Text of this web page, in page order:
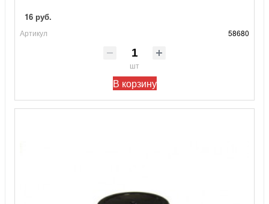
16 руб.
Артикул 58680
шт
В корзину